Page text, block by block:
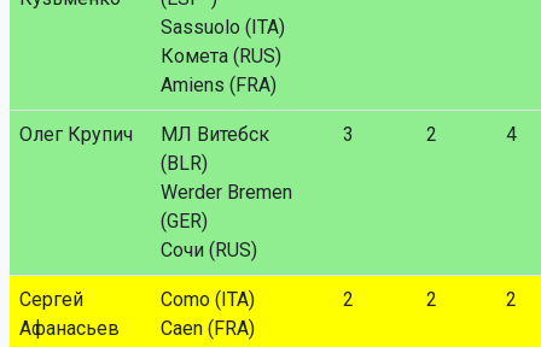
Sassuolo (ITA)
Комета (RUS)
Amiens (FRA)
Олег Крупич
МЛ Витебск
(BLR)
Werder Bremen
(GER)
Сочи (RUS)
3 2 4
Сергей
Афанасьев
Como (ITA)
Caen (FRA)
2 2 2